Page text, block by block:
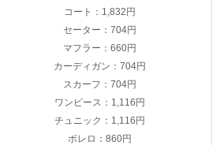
コート：1,832円
セーター：704円
マフラー：660円
カーディガン：704円
スカーフ：704円
ワンピース：1,116円
チュニック：1,116円
ボレロ：860円